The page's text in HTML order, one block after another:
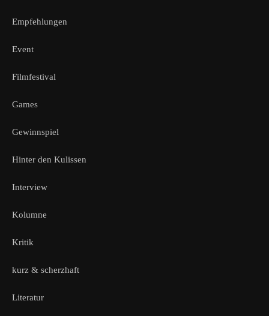
Empfehlungen
Event
Filmfestival
Games
Gewinnspiel
Hinter den Kulissen
Interview
Kolumne
Kritik
kurz & scherzhaft
Literatur